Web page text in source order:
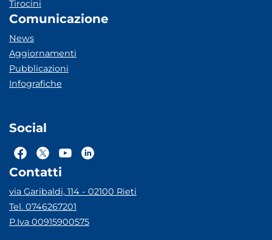
Tirocini
Comunicazione
News
Aggiornamenti
Pubblicazioni
Infografiche
Social
Contatti
via Garibaldi, 114 - 02100 Rieti
Tel. 0746267201
P.Iva 00915900575